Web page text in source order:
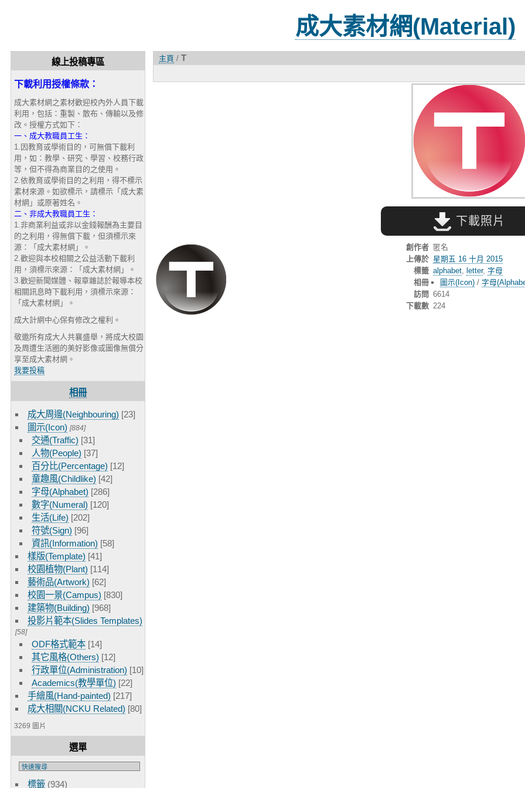
成大素材網(Material)
線上投稿專區
下載利用授權條款：
成大素材網之素材歡迎校內外人員下載
利用，包括：重製、散布、傳輸以及修
改。授權方式如下：
一、成大教職員工生：
1.因教育或學術目的，可無償下載利
用，如：教學、研究、學習、校務行政
等，但不得為商業目的之使用。
2.依教育或學術目的之利用，得不標示
素材來源。如欲標示，請標示「成大素
材網」或原著姓名。
二、非成大教職員工生：
1.非商業利益或非以金錢報酬為主要目
的之利用，得無償下載，但須標示來
源：「成大素材網」。
2.歡迎與本校相關之公益活動下載利
用，須標示來源：「成大素材網」。
3.歡迎新聞媒體、報章雜誌於報導本校
相關訊息時下載利用，須標示來源：
「成大素材網」。
成大計網中心保有修改之權利。
敬邀所有成大人共襄盛舉，將成大校園
及周遭生活圈的美好影像或圖像無償分
享至成大素材網。
我要投稿
相冊
成大周邊(Neighbouring) [23]
圖示(Icon) [884]
交通(Traffic) [31]
人物(People) [37]
百分比(Percentage) [12]
童趣風(Childlike) [42]
字母(Alphabet) [286]
數字(Numeral) [120]
生活(Life) [202]
符號(Sign) [96]
資訊(Information) [58]
樣版(Template) [41]
校園植物(Plant) [114]
藝術品(Artwork) [62]
校園一景(Campus) [830]
建築物(Building) [968]
投影片範本(Slides Templates)
[58]
ODF格式範本 [14]
其它風格(Others) [12]
行政單位(Administration) [10]
Academics(教學單位) [22]
手繪風(Hand-painted) [217]
成大相關(NCKU Related) [80]
3269 圖片
選單
標籤 (934)
主頁 / T
下載照片
創作者 匿名
上傳於 星期五 16 十月 2015
標籤 alphabet, letter, 字母
相冊
圖示(Icon) /字母
訪問 6614
下載數 224